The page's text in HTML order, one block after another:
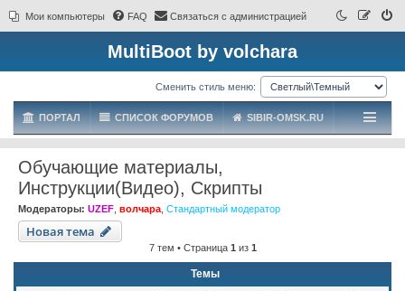
Мои компьютеры FAQ Связаться с администрацией
MultiBoot by volchara
Сменить стиль меню:
ПОРТАЛ СПИСОК ФОРУМОВ SIBIR-OMSK.RU
Обучающие материалы,
Инструкции(Видео), Скрипты
Модераторы: UZEF волчара Стандартный модератор
Новая тема
7 тем • Страница 1 из 1
Темы